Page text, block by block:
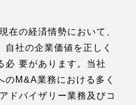
在の経済情勢において、
社の企業価値を正しく
必 要があります。当社
のM&A業務における多く
ドバイザリー業務及びコ